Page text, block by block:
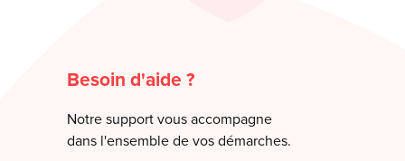
Besoin d'aide ?
Notre support vous accompagne
dans l'ensemble de vos démarches.